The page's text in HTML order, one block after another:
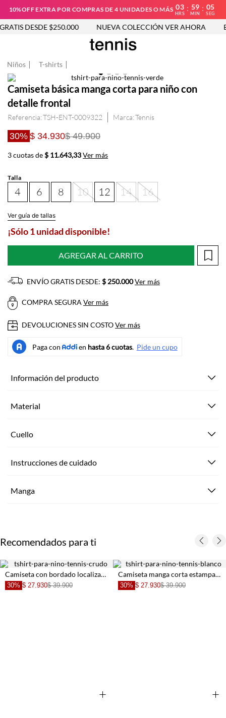
10%OFF EXTRA POR COMPRAS DE 4 UNIDADES O MÁS 03
HRS
: 59
MIN
: 05
SEG
DESDE $250.000 NUEVA COLECCIÓN VER AHORA
Niños T-shirts
Camiseta básica manga corta para niño con
detalle frontal
Referencia:TSH-ENT-0009322 Tennis
30% $ 34.930$ 49.900
3 cuotas de$ 11.643,33Ver más
Talla
4 6 8 10 12 14 16
Ver guía de tallas
¡Sólo 1 unidad disponible!
AGREGAR AL CARRITO
ENVÍO GRATIS DESDE: $ 250.000Ver más
COMPRA SEGURA Ver más
DEVOLUCIONES SIN COSTOVer más
Información del producto
Material
Cuello
Instrucciones de cuidado
Manga
Recomendados para ti
+
Camiseta con bordado localizado crudo para niño
30% $ 27.930$ 39.900
+
Camiseta manga corta estampada para niño con textura ligera
30% $ 27.930$ 39.900